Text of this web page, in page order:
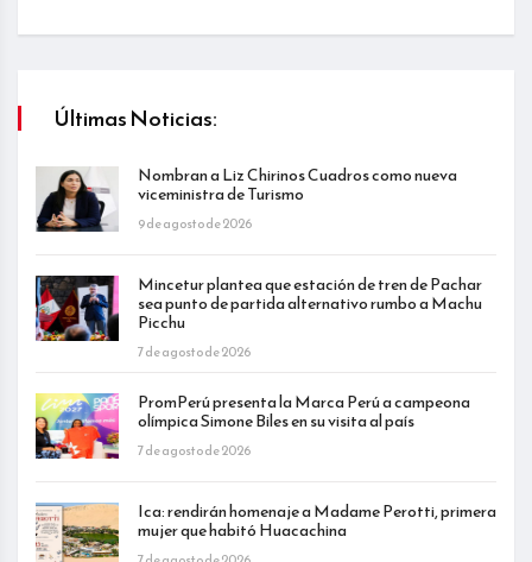
Últimas Noticias:
Nombran a Liz Chirinos Cuadros como nueva
viceministra de Turismo
9 de agosto de 2026
Mincetur plantea que estación de tren de Pachar
sea punto de partida alternativo rumbo a Machu
Picchu
7 de agosto de 2026
PromPerú presenta la Marca Perú a campeona
olímpica Simone Biles en su visita al país
7 de agosto de 2026
Ica: rendirán homenaje a Madame Perotti, primera
mujer que habitó Huacachina